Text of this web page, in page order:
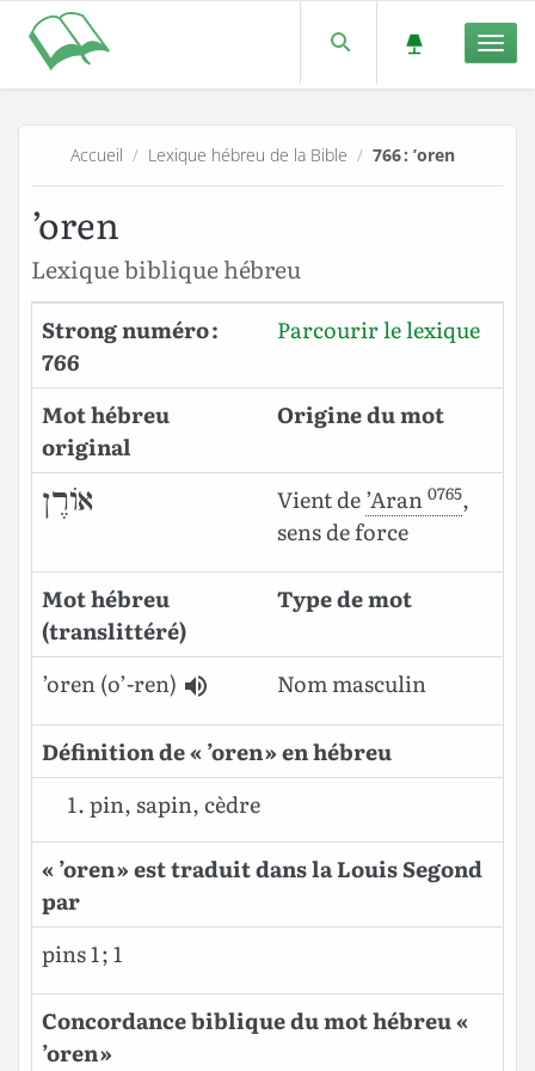
Accueil / Lexique hébreu de la Bible /766 : ’oren
’oren
Lexique biblique hébreu
Strong numéro :
766
Parcourir le lexique
Mot hébreu
original
Origine du mot
אוֹרֶן Vient de’Aran 0765,
sens de force
Mot hébreu
(translittéré)
Type de mot
’oren(o’-ren) Nom masculin
Définition de « ’oren » en hébreu
pin, sapin, cèdre
« ’oren » est traduit dans la Louis Segond
par
pins 1 ; 1
Concordance biblique du mot hébreu «
’oren »